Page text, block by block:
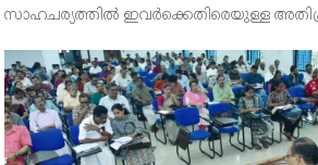
സാഹചര്യത്തിൽ ഇവർക്കെതിരെയുള്ള
ചെയർമാൻ അഡ്വ. കെ. സോമപ്രസാദ്.